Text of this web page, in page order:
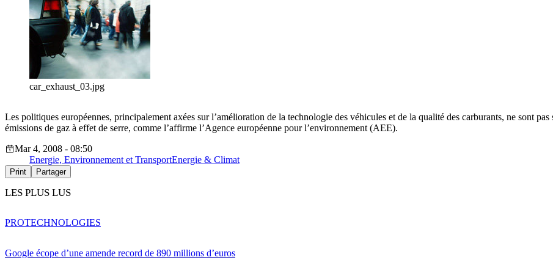
car_exhaust_03.jpg
Les politiques européennes, principalement axées sur l’amélioration de la technologie des véhicules et de la qualité des carburants, ne sont
émissions de gaz à effet de serre, comme l’affirme l’Agence européenne pour l’environnement (AEE).
Mar 4, 2008 - 08:50
Energie, Environnement et TransportEnergie & Climat
Print Partager
LES PLUS LUS
Google écope d’une amende record de 890 millions d’euros
PROTECHNOLOGIES